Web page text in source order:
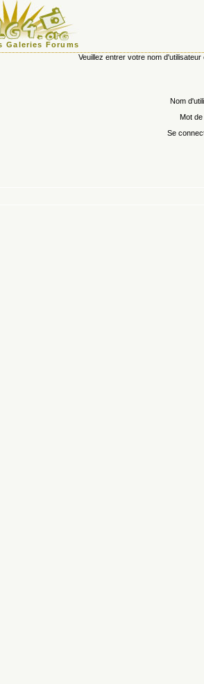
Galeries Forums
Veuillez entrer votre nom
Nom
Mot
Se